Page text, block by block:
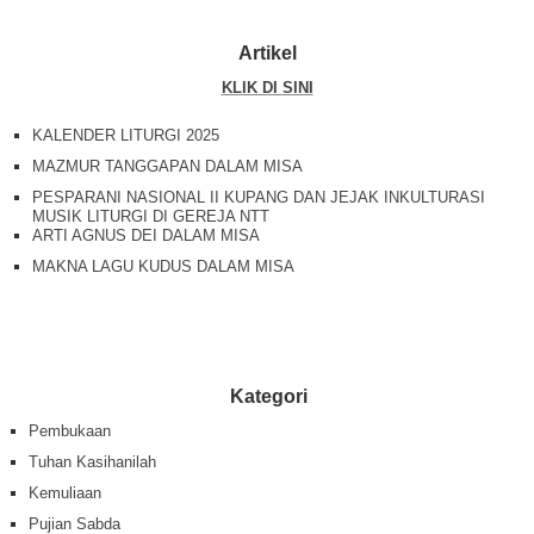
Artikel
KLIK DI SINI
KALENDER LITURGI 2025
MAZMUR TANGGAPAN DALAM MISA
PESPARANI NASIONAL II KUPANG DAN JEJAK INKULTURASI
MUSIK LITURGI DI GEREJA NTT
ARTI AGNUS DEI DALAM MISA
MAKNA LAGU KUDUS DALAM MISA
Kategori
Pembukaan
Tuhan Kasihanilah
Kemuliaan
Pujian Sabda